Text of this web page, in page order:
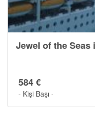
Jewel of the Seas
584 €
- Kişi Başı -